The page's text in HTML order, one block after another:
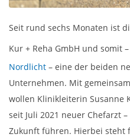
Seit rund sechs Monaten ist
Kur + Reha GmbH und somit
Nordlicht – eine der beiden
Unternehmen. Mit
wollen Klinikleiterin Susanne
seit Juli 2021 neuer Chefarzt
Zukunft führen. Hierbei steht